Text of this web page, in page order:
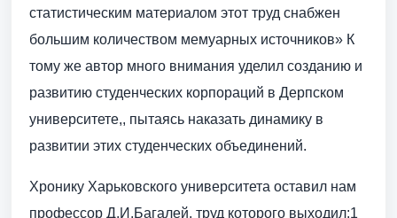
статистическим материалом этот труд снабжен
большим количеством мемуарных источников» К
тому же автор много внимания уделил созданию и
развитию студенческих корпораций в Дерпском
университете,, пытаясь наказать динамику в
развитии этих студенческих объединений.
Хронику Харьковского университета оставил нам
профессор Д.И.Багалей, труд которого выходил:1